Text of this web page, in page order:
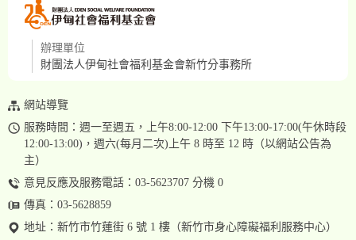
辦理單位
財團法人伊甸社會福利基金會新竹分事務所
網站導覽
服務時間：週一至週五，上午8:00-12:00 下午13:00-17:00(午休時段
12:00-13:00)，週六(每月二次)上午 8 時至 12 時（以網站公告為
主）
意見反應及服務電話：03-5623707 分機 0
傳真：03-5628859
地址： 新竹市竹蓮街 6 號 1 樓（新竹市身心障礙福利服務中心）